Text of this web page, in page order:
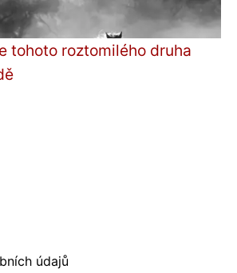
tohoto roztomilého druha
údajů